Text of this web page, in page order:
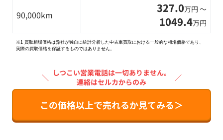
90,000km 327.0万円 〜
1049.4万円
※1 買取相場価格は弊社が独自に統計分析した中古車買取における一般的な相場価格であり、
実際の買取価格を保証するものではありません。
＼ しつこい営業電話は一切ありません。
連絡はセルカからのみ
／
この価格以上で売れるか見てみる＞